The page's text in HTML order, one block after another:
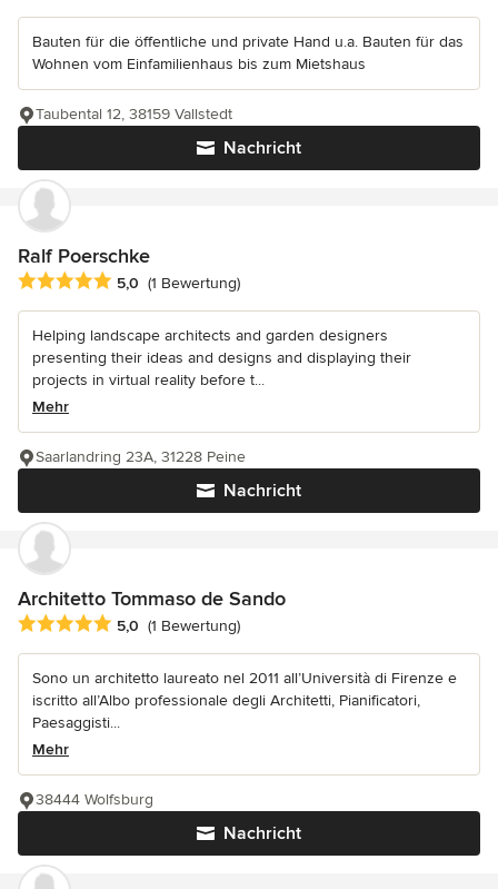
Bauten für die öffentliche und private Hand u.a. Bauten für das
Wohnen vom Einfamilienhaus bis zum Mietshaus
Nachricht
Taubental 12, 38159 Vallstedt
Ralf Poerschke
Durchschnittliche Bewertung: 5 von 5 Sternen
5,0 (1 Bewertung)
Helping landscape architects and garden designers
presenting their ideas and designs and displaying their
projects in virtual reality before t...
Mehr
Nachricht
Saarlandring 23A, 31228 Peine
Architetto Tommaso de Sando
Durchschnittliche Bewertung: 5 von 5 Sternen
5,0 (1 Bewertung)
Sono un architetto laureato nel 2011 all’Università di Firenze e
iscritto all’Albo professionale degli Architetti, Pianificatori,
Paesaggisti...
Mehr
Nachricht
38444 Wolfsburg